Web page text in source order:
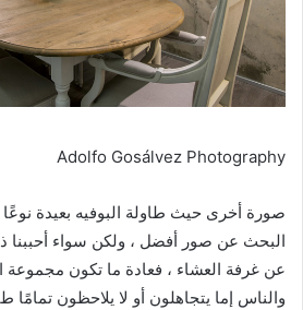
Adolfo Gosálvez Photography
صورة أخرى حيث طاولة البوفيه بعيدة
البحث عن صور أفضل ، ولكن سواء أحببنا
عن غرفة العشاء ، فعادة ما تكون مجموعة
والناس إما يتجاهلون أو لا يلاحظون تمامًا